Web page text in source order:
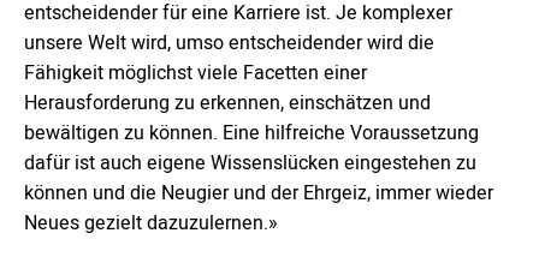
entscheidender für eine Karriere ist. Je komplexer
unsere Welt wird, umso entscheidender wird die
Fähigkeit möglichst viele Facetten einer
Herausforderung zu erkennen, einschätzen und
bewältigen zu können. Eine hilfreiche Voraussetzung
dafür ist auch eigene Wissenslücken eingestehen zu
können und die Neugier und der Ehrgeiz, immer wieder
Neues gezielt dazuzulernen.»